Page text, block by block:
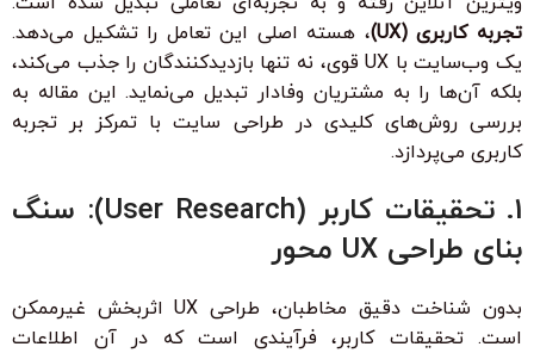
تجربه کاربری (UX)
، هسته اصلی این تعامل را تشکیل می‌دهد.
یک وب‌سایت با UX قوی، نه تنها بازدیدکنندگان را جذب می‌کند،
بلکه آن‌ها را به مشتریان وفادار تبدیل می‌نماید. این مقاله به
بررسی روش‌های کلیدی در طراحی سایت با تمرکز بر تجربه
کاربری می‌پردازد.
1. تحقیقات کاربر (User Research): سنگ
بنای طراحی UX محور
بدون شناخت دقیق مخاطبان، طراحی UX اثربخش غیرممکن
است. تحقیقات کاربر، فرآیندی است که در آن اطلاعات